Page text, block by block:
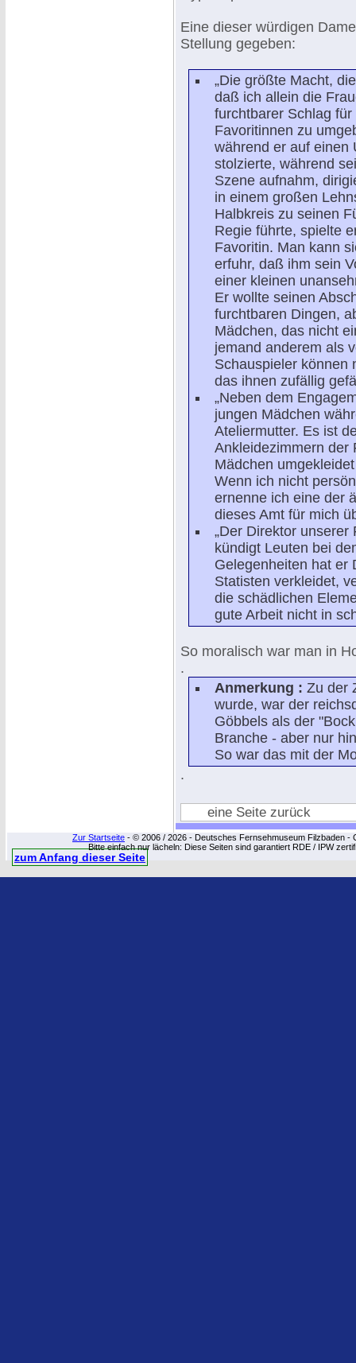
Eine dieser würdigen
Stellung gegeben:
„Die größte Macht,
daß ich allein die
furchtbarer Schlag
Favoritinnen zu
während er auf einen
stolzierte, während
Szene aufnahm,
in einem großen
Halbkreis zu seinen
Regie führte, spielte
Favoritin. Man kann
erfuhr, daß ihm sein
einer kleinen
Er wollte seinen
furchtbaren Dingen,
Mädchen, das nicht
jemand anderem als
Schauspieler können
das ihnen zufällig
„Neben dem
jungen Mädchen
Ateliermutter. Es ist
Ankleidezimmern der
Mädchen
Wenn ich nicht
ernenne ich eine der
dieses Amt für mich
„Der Direktor
kündigt Leuten bei
Gelegenheiten hat er
Statisten verkleidet,
die schädlichen
gute Arbeit nicht in
So moralisch war man in
.
Anmerkung : Zu der
wurde, war der
Göbbels als der
Branche - aber nur
So war das mit der
.
eine Seite zurück
Zur Startseite - © 2006 / 2026 - Deutsches Fernsehmuseum Filzbaden -
Bitte einfach nur lächeln: Diese Seiten sind garantiert RDE / IPW
zum Anfang dieser Seite